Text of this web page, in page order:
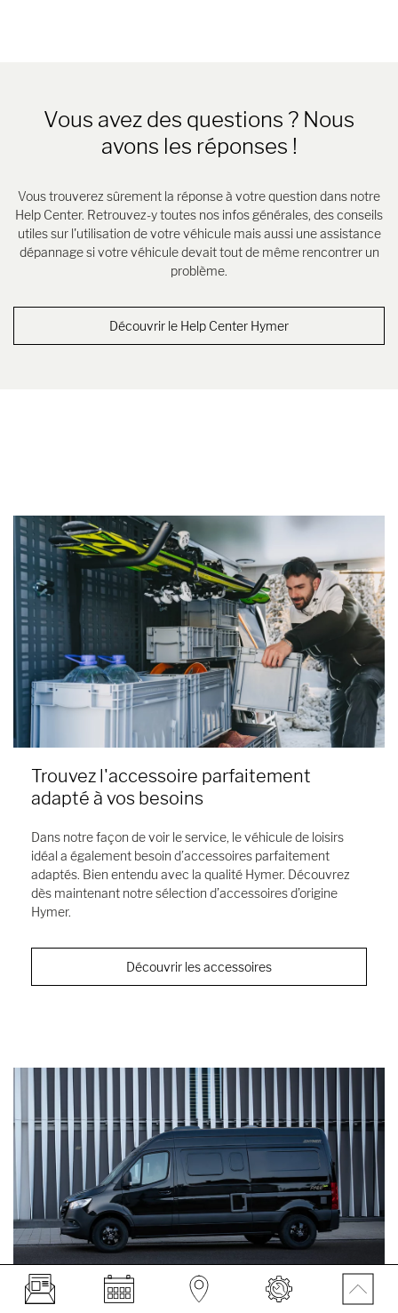
Vous avez des questions ? Nous
avons les réponses !
Vous trouverez sûrement la réponse à votre question dans notre
Help Center. Retrouvez-y toutes nos infos générales, des conseils
utiles sur l'utilisation de votre véhicule mais aussi une assistance
dépannage si votre véhicule devait tout de même rencontrer un
problème.
Découvrir le Help Center Hymer
Trouvez l'accessoire parfaitement
adapté à vos besoins
Dans notre façon de voir le service, le véhicule de loisirs
idéal a également besoin d’accessoires parfaitement
adaptés. Bien entendu avec la qualité Hymer. Découvrez
dès maintenant notre sélection d’accessoires d’origine
Hymer.
Découvrir les accessoires